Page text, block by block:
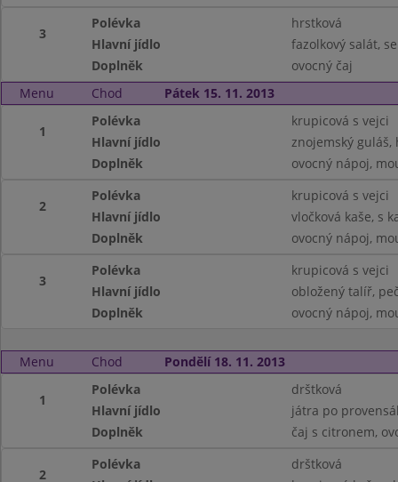
3
Polévka
hrstková
Hlavní jídlo
fazolkový salát,
Doplněk
ovocný čaj
Menu
Chod Pátek 15. 11. 2013
1
Polévka
krupicová s vejci
Hlavní jídlo
znojemský guláš,
Doplněk
ovocný nápoj,
2
Polévka
krupicová s vejci
Hlavní jídlo
vločková kaše, s
Doplněk
ovocný nápoj,
3
Polévka
krupicová s vejci
Hlavní jídlo
obložený talíř,
Doplněk
ovocný nápoj,
Menu Chod Pondělí 18. 11. 2013
1
Polévka
drštková
Hlavní jídlo
játra po
Doplněk
čaj s citronem,
2
Polévka
drštková